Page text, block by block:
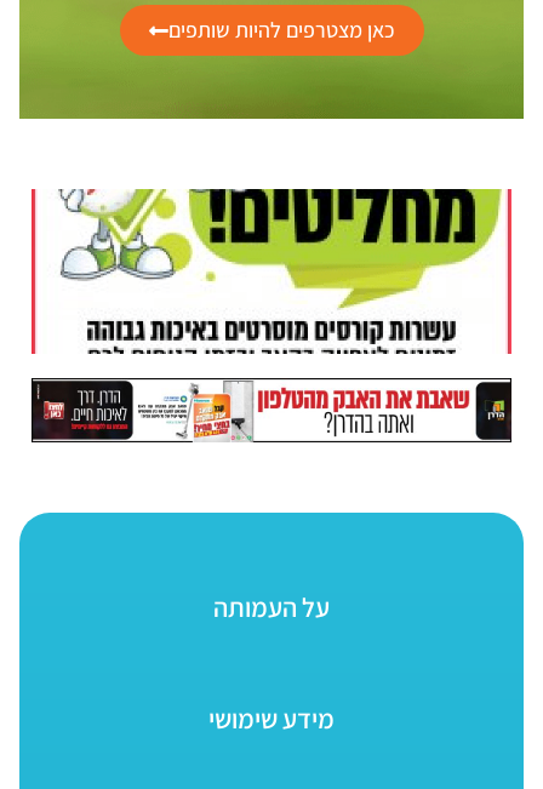
כאן מצטרפים להיות שותפים
על העמותה
מידע שימושי